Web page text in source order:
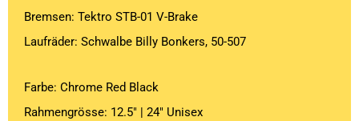
Bremsen: Tektro STB-01 V-Brake
Laufräder: Schwalbe Billy Bonkers, 50-507
Farbe: Chrome Red Black
Rahmengrösse: 12.5″ | 24″ Unisex